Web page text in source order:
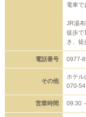
電車で
JR湯
徒歩で
き、徒
電話番号 0977-
その他
ホテル
070-
営業時間 09:30